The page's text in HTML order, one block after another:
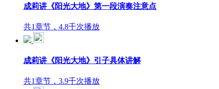
成莉讲《阳光大地》第一段演奏注意点
共1章节，4.8千次播放
成莉讲《阳光大地》引子具体讲解
共1章节，3.9千次播放